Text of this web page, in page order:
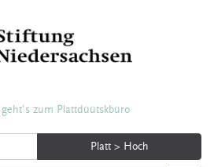
zum Plattdüütskbüro
Platt > Hoch